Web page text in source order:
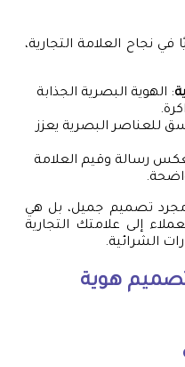
في نجاح العلامة التجارية،
: الهوية البصرية الجذابة
للعناصر البصرية يعزز
رسالة وقيم العلامة
مجرد تصميم جميل، بل هي
إلى علامتك التجارية
الشرائية.
هوية